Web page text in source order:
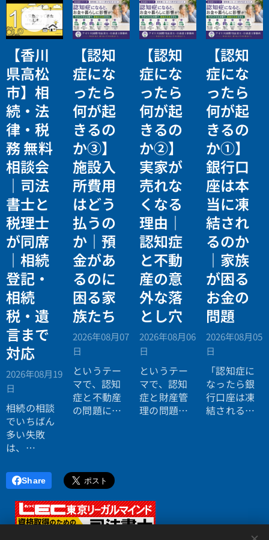
【香川
県高松
市】相
続・法
律・税
務 無料
相談会
｜司法
書士と
税理士
が同席
｜相続
登記・
相続
税・遺
言まで
対応
2026年08月19
日
相続の相談
でいちばん
多い失敗
は、
行ったら登
記の話がで
きず、司法
書士に行っ
たら税金が
【認知
症にな
ったら
何が起
きるの
か③】
施設入
所費用
はどう
払うの
か｜預
金があ
るのに
困る家
族たち
2026年08月07
日
というテー
マで、認知
症と不動産
の問題につ
【認知
症にな
ったら
何が起
きるの
か②】
実家が
売れな
くなる
理由｜
認知症
と不動
産の意
外な落
とし穴
2026年08月06
日
というテー
マで、認知
症と財産管
理の問題に
【認知
症にな
ったら
何が起
きるの
か①】
銀行口
座は本
当に凍
結され
るのか
｜家族
が困る
お金の
問題
2026年08月05
日
「認知症に
なったら銀
行口座は凍
結されると
Share